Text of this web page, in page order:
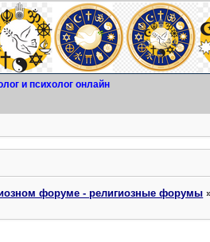
и психолог онлайн
форуме - религиозные форумы